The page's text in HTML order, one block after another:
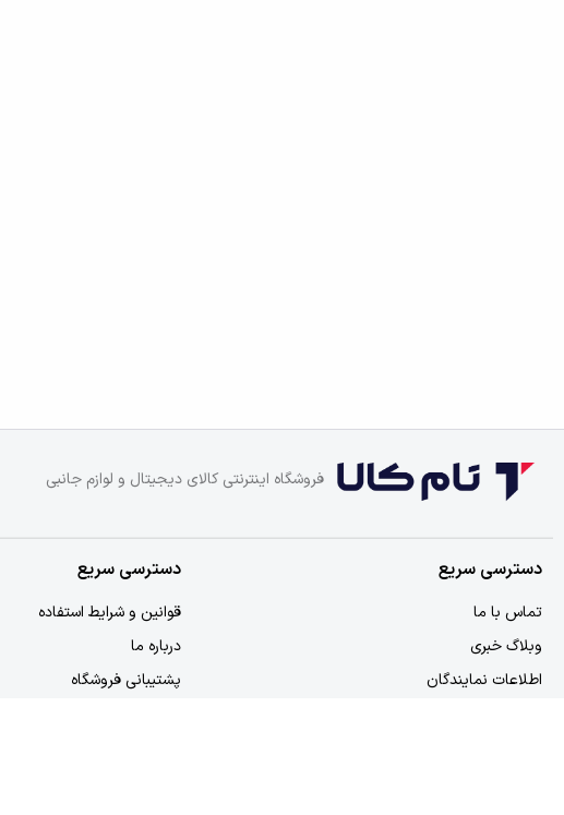
فروشگاه اینترنتی کالای دیجیتال و لوازم جانبی
دسترسی سریع
تماس با ما
وبلاگ خبری
اطلاعات نمایندگان
دسترسی سریع
قوانین و شرایط استفاده
درباره ما
پشتیبانی فروشگاه